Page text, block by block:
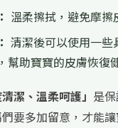
溫柔擦拭，避免摩擦
清潔後可以使用一些
幫助寶寶的皮膚恢復
清潔、溫柔呵護」 是
要多加留意，才能